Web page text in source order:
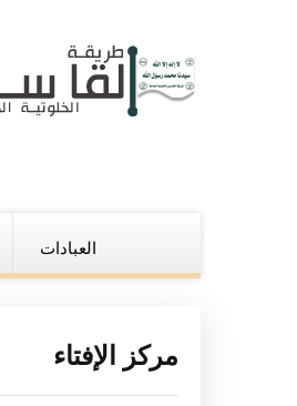
العبادات
مركز الإفتاء